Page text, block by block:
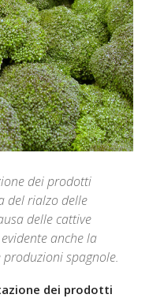
dei prodotti
del rialzo delle
delle cattive
anche la
spagnole.
dei prodotti